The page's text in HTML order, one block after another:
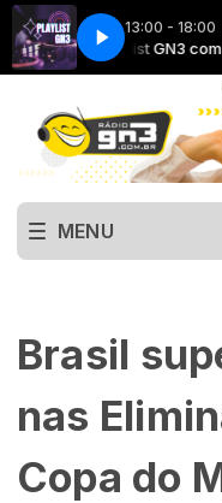
13:00 - 18:00
Playlist GN3 com
MENU
Brasil
nas
Copa do